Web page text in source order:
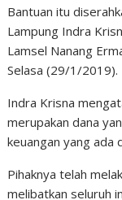
Bantuan itu
Lampung Indra
Lamsel Nanang
Selasa (29/1/2019).
Indra Krisna
merupakan dana
keuangan yang ada
Pihaknya telah
melibatkan seluruh